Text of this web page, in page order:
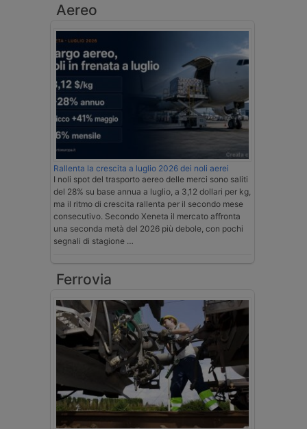
Aereo
Rallenta la crescita a luglio 2026 dei noli aerei
I noli spot del trasporto aereo delle merci sono saliti
del 28% su base annua a luglio, a 3,12 dollari per kg,
ma il ritmo di crescita rallenta per il secondo mese
consecutivo. Secondo Xeneta il mercato affronta
una seconda metà del 2026 più debole, con pochi
segnali di stagione …
Ferrovia